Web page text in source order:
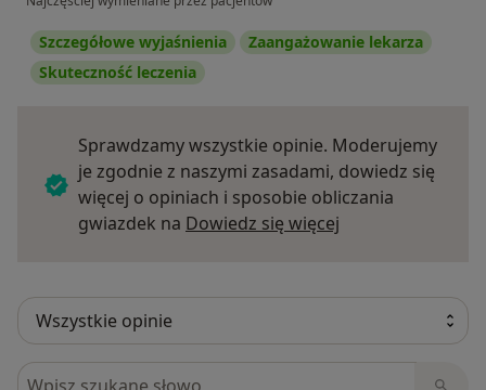
Szczegółowe wyjaśnienia
Zaangażowanie lekarza
Skuteczność leczenia
Sprawdzamy wszystkie opinie. Moderujemy
je zgodnie z naszymi zasadami, dowiedz się
więcej o opiniach i sposobie obliczania
gwiazdek na Dowiedz się więcej
Szukaj w opiniach